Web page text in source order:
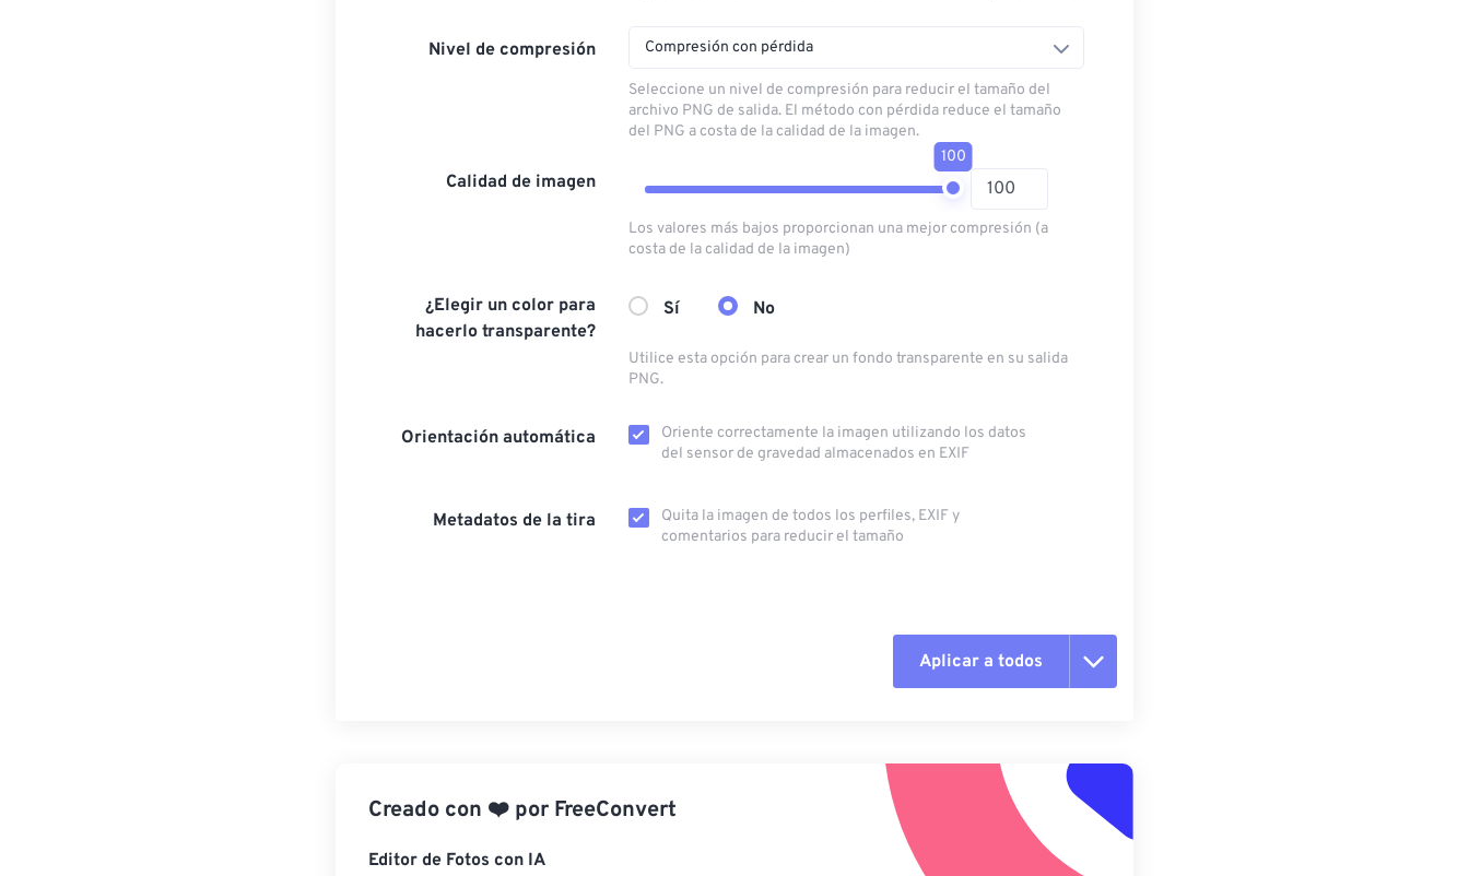
Nivel de compresión Compresión con pérdida
Seleccione un nivel de compresión para reducir el tamaño del
archivo PNG de salida. El método con pérdida reduce el tamaño
del PNG a costa de la calidad de la imagen.
Calidad de imagen
100
Los valores más bajos proporcionan una mejor compresión (a
costa de la calidad de la imagen)
¿Elegir un color para
hacerlo transparente?
Sí No
Utilice esta opción para crear un fondo transparente en su salida
PNG.
Orientación automática
Oriente correctamente la imagen utilizando los datos
del sensor de gravedad almacenados en EXIF
Metadatos de la tira
Quita la imagen de todos los perfiles, EXIF ​​y
comentarios para reducir el tamaño
Aplicar a todos
Aplicar desde el ajuste preestablecido
Guardar como preestablecido
Creado con ❤️ por FreeConvert
Editor de Fotos con IA